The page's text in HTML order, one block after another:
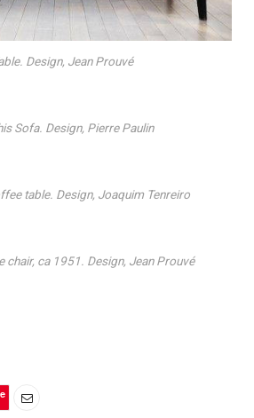
Design, Jean Prouvé
Sofa. Design, Pierre Paulin
table. Design, Joaquim Tenreiro
chair, ca 1951. Design, Jean Prouvé